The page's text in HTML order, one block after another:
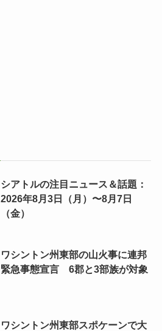
シアトルの注目ニュース＆話題：
2026年8月3日（月）〜8月7日
（金）
ワシントン州東部の山火事に連邦
緊急事態宣言 6郡と3部族が対象
ワシントン州東部スポケーンで大